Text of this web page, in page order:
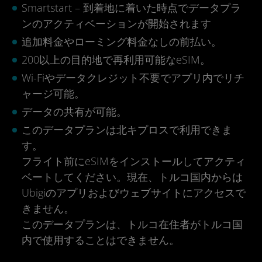
Smartstart – 到着地に着いた時点でデータプラ
ンのアクティベーションが開始されます
追加料金やローミング料金なしの前払い。
200以上の目的地で再利用可能なeSIM。
Wi-Fiやデータクレジット不要でアプリ内でリチ
ャージ可能。
データの共有が可能。
このデータプランは北キプロスで利用できま
す。
フライト前にeSIMをインストールしてアクティ
ベートしてください。現在、トルコ国内からは
Ubigiのアプリおよびウェブサイトにアクセスで
きません。
このデータプランは、トルコ在住者がトルコ国
内で使用することはできません。